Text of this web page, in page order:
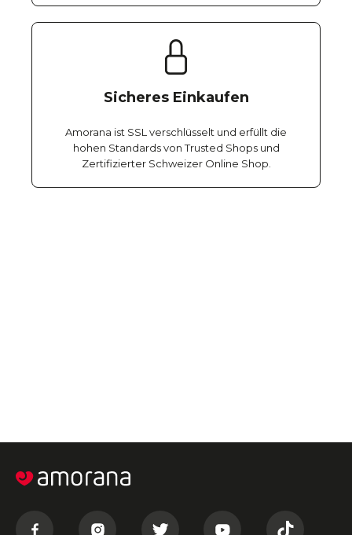
Sicheres Einkaufen
Amorana ist SSL verschlüsselt und erfüllt die
hohen Standards von Trusted Shops und
Zertifizierter Schweizer Online Shop.